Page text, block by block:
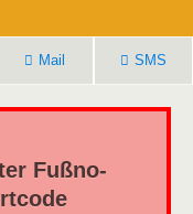
Mail SMS
Fuß­no­